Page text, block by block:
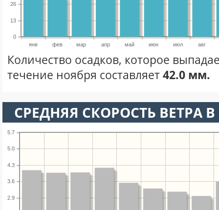
янв фев мар апр май июн июл авг
0
13
26
Количество осадков, которое
течение ноября составляет42.0 мм.
СРЕДНЯЯ СКОРОСТЬ ВЕТРА
2.9
3.6
4.3
5.0
5.7